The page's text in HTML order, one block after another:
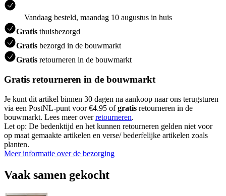
Vandaag besteld, maandag 10 augustus in huis
Gratis thuisbezorgd
Gratis bezorgd in de bouwmarkt
Gratis retourneren in de bouwmarkt
Gratis retourneren in de bouwmarkt
Je kunt dit artikel binnen 30 dagen na aankoop naar ons terugsturen
via een PostNL-punt voor €4.95 ofgratis retourneren in de
bouwmarkt. Lees meer overretourneren.
Let op: De bedenktijd en het kunnen retourneren gelden niet voor
op maat gemaakte artikelen en verse/ bederfelijke artikelen zoals
planten.
Meer informatie over de bezorging
Vaak samen gekocht